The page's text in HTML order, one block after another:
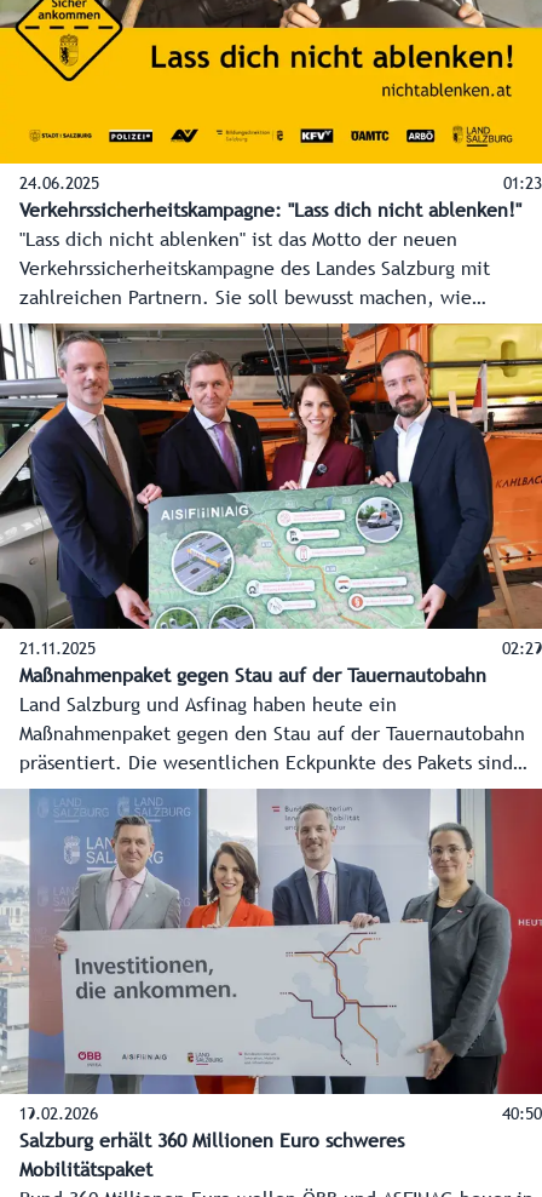
die nachhaltige Mobilität, besonders den Radverkehr
bringen.
24.06.2025 01:23
Verkehrssicherheitskampagne: "Lass dich nicht ablenken!"
"Lass dich nicht ablenken" ist das Motto der neuen
Verkehrssicherheitskampagne des Landes Salzburg mit
zahlreichen Partnern. Sie soll bewusst machen, wie
gefährlich Ablenkung, eine der häufigsten Unfallursachen,
im Straßenverkehr ist. Mit einem Augenzwinkern
sensibilisieren bei der Kampagne Plakate, Videoclips und
mehr für die Gefahren von Handy, Essen und Co. am
Steuer.
21.11.2025 02:29
Maßnahmenpaket gegen Stau auf der Tauernautobahn
Land Salzburg und Asfinag haben heute ein
Maßnahmenpaket gegen den Stau auf der Tauernautobahn
präsentiert. Die wesentlichen Eckpunkte des Pakets sind
Künstliche Intelligenz für besseren Verkehrsfluss,
"Intelligente" Sensoren, Flexible Tempolimits und Ampeln
bei Autobahnauffahrten. Ziel ist es Staus zu reduzieren
und vor allem die Anrainergemeinden zu entlasten.
19.02.2026 40:50
Salzburg erhält 360 Millionen Euro schweres
Mobilitätspaket